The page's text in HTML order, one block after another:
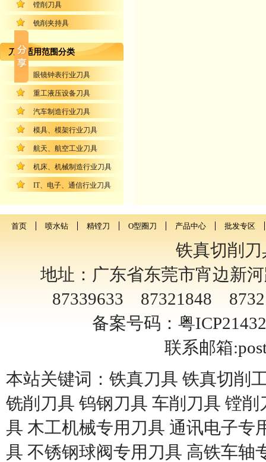
镗削刀具
铣削夹持具
刀具适用范围分类
眼镜钟表行业刀具
重工液压设备刀具
汽车制造行业刀具
模具、模架行业刀具
航天、航空工业刀具
机床、机械制造行业刀具
IT、电子、通信行业刀具
首页 喷水钻 精镗刀 O型圈刀 产品中心 批发专区
铁真切削
地址：广东省东莞市宵边新
87339633 87321848
备案号码：粤
联系邮箱:
本站关键词：铁真刀具 铁真切削
铣削刀具 钨钢刀具 车削刀具 镗
具 木工机械专用刀具 通讯电子专
具 不锈钢球阀专用刀具 高铁车轴